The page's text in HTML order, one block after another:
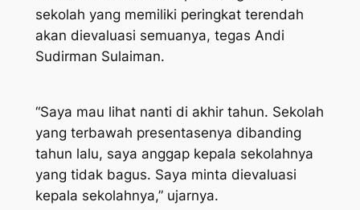
sekolah yang memiliki peringkat terendah
akan dievaluasi semuanya, tegas Andi
Sudirman Sulaiman.
“Saya mau lihat nanti di akhir tahun. Sekolah
yang terbawah presentasenya dibanding
tahun lalu, saya anggap kepala sekolahnya
yang tidak bagus. Saya minta dievaluasi
kepala sekolahnya,” ujarnya.